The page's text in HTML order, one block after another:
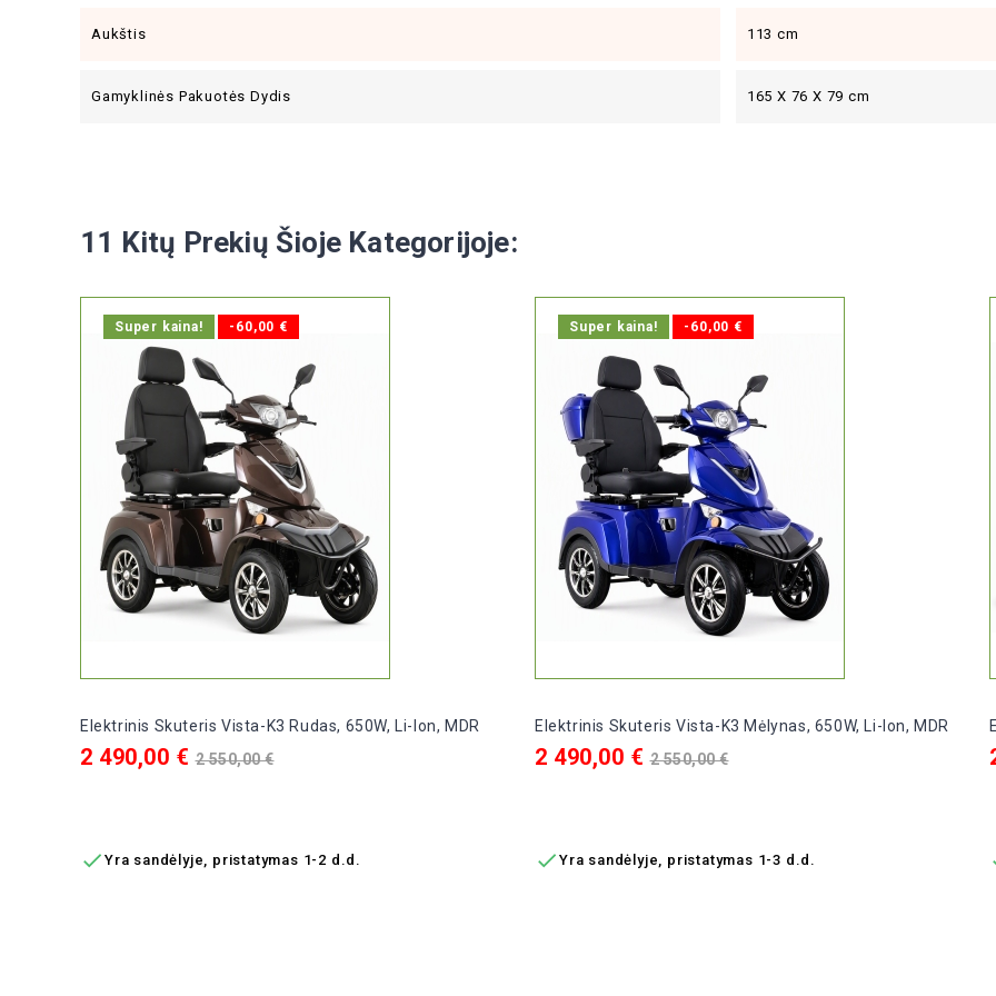
Aukštis 113 cm
Gamyklinės Pakuotės Dydis 165 X 76 X 79 cm
11 Kitų Prekių Šioje Kategorijoje:
Super kaina! -60,00 €
Elektrinis Skuteris Vista-K3 Rudas, 650W, Li-Ion, MDR
Kaina
2 490,00 € Bazinė
kaina
2 550,00 €
 Yra sandėlyje, pristatymas 1-2 d.d.
Super kaina! -60,00 €
Elektrinis Skuteris Vista-K3 Mėlynas, 650W, Li-Ion, MDR
Kaina
2 490,00 € Bazinė
kaina
2 550,00 €
 Yra sandėlyje, pristatymas 1-3 d.d.